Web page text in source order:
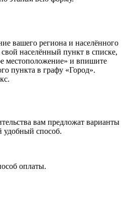
вашего региона и населённого
населённый пункт в списке,
местоположение» и впишите
пункта в графу «Город».
вам предложат варианты
удобный способ.
оплаты.